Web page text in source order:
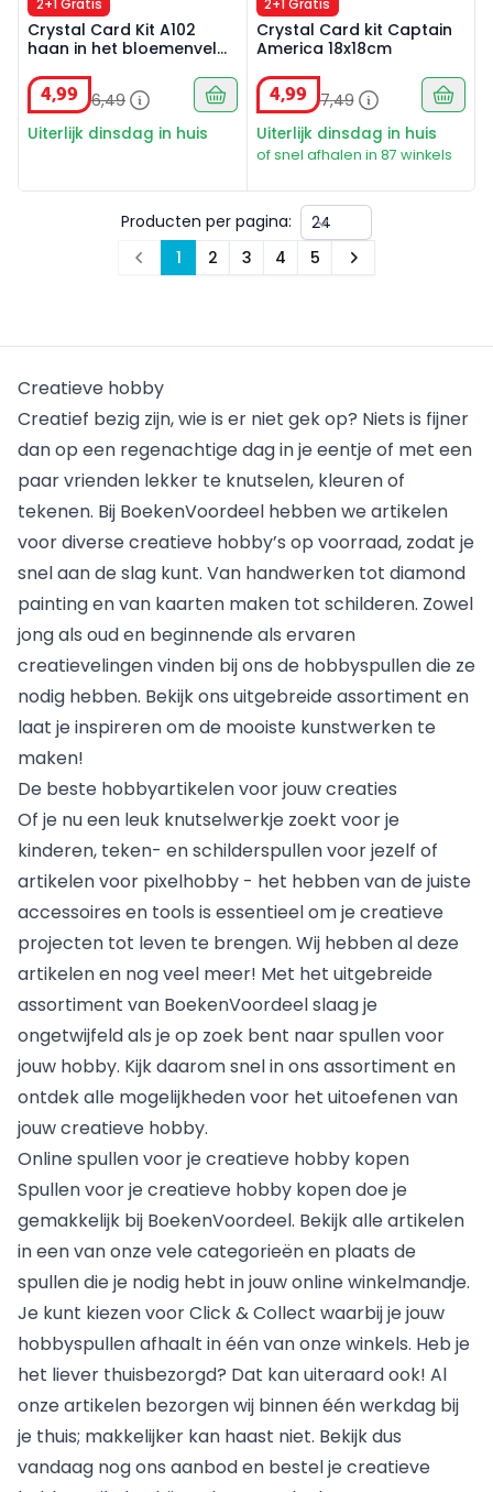
2+1 Gratis
Crystal Card Kit A102
haan in het bloemenveld
4,99 6,49
Uiterlijk dinsdag in huis
2+1 Gratis
Crystal Card kit Captain
America 18x18cm
4,99 7,49
Uiterlijk dinsdag in huis
of snel afhalen in 87 winkels
Producten per pagina:
Prev 1 2 3 4 5 Next
Creatieve hobby
Creatief bezig zijn, wie is er niet gek op? Niets is fijner
dan op een regenachtige dag in je eentje of met een
paar vrienden lekker te knutselen, kleuren of
tekenen. Bij BoekenVoordeel hebben we artikelen
voor diverse creatieve hobby’s op voorraad, zodat je
snel aan de slag kunt. Van handwerken tot diamond
paintingen van kaarten maken tot schilderen. Zowel
jong als oud en beginnende als ervaren
creatievelingen vinden bij ons de hobbyspullen die ze
nodig hebben. Bekijk ons uitgebreide assortiment en
laat je inspireren om de mooiste kunstwerken te
maken!
De beste hobbyartikelen voor jouw creaties
Of je nu een leuk knutselwerkje zoekt voor je
kinderen, teken- en schilderspullen voor jezelf of
artikelen voor pixelhobby - het hebben van de juiste
accessoires en tools is essentieel om je creatieve
projecten tot leven te brengen. Wij hebben al deze
artikelen en nog veel meer! Met het uitgebreide
assortiment van BoekenVoordeel slaag je
ongetwijfeld als je op zoek bent naar spullen voor
jouw hobby. Kijk daarom snel in ons assortiment en
ontdek alle mogelijkheden voor het uitoefenen van
jouw creatieve hobby.
Online spullen voor je creatieve hobby kopen
Spullen voor je creatieve hobby kopen doe je
gemakkelijk bij BoekenVoordeel. Bekijk alle artikelen
in een van onze vele categorieën en plaats de
spullen die je nodig hebt in jouw online winkelmandje.
Je kunt kiezen voor Click & Collect waarbij je jouw
hobbyspullen afhaalt in één van onze winkels. Heb je
het liever thuisbezorgd? Dat kan uiteraard ook! Al
onze artikelen bezorgen wij binnen één werkdag bij
je thuis; makkelijker kan haast niet. Bekijk dus
vandaag nog ons aanbod en bestel je creatieve